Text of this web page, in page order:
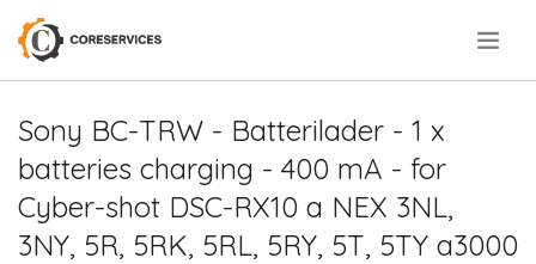
Sony BC-TRW - Batterilader - 1 x
batteries charging - 400 mA - for
Cyber-shot DSC-RX10 a NEX 3NL,
3NY, 5R, 5RK, 5RL, 5RY, 5T, 5TY a3000